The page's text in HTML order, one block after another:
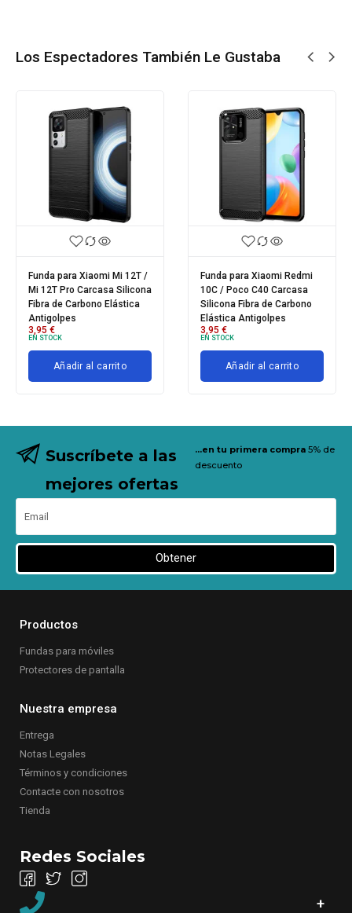
Los Espectadores También Le Gustaba
Funda para Xiaomi Mi 12T /
Mi 12T Pro Carcasa Silicona
Fibra de Carbono Elástica
Antigolpes
3,95 €
EN STOCK
Añadir al carrito
Funda para Xiaomi Redmi
10C / Poco C40 Carcasa
Silicona Fibra de Carbono
Elástica Antigolpes
3,95 €
EN STOCK
Añadir al carrito
Suscríbete a las
mejores ofertas
...en tu primera compra 5% de
descuento
Obtener
Productos
Fundas para móviles
Protectores de pantalla
Nuestra empresa
Entrega
Notas Legales
Términos y condiciones
Contacte con nosotros
Tienda
Redes Sociales
+